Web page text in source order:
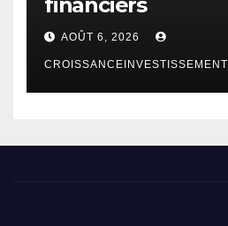
AOÛT 6, 2026
CROISSANCEINVESTISSEMENT